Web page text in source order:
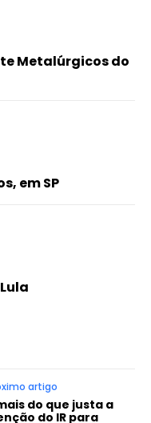
Metalúrgicos do
em SP
artigo
do que justa a
do IR para